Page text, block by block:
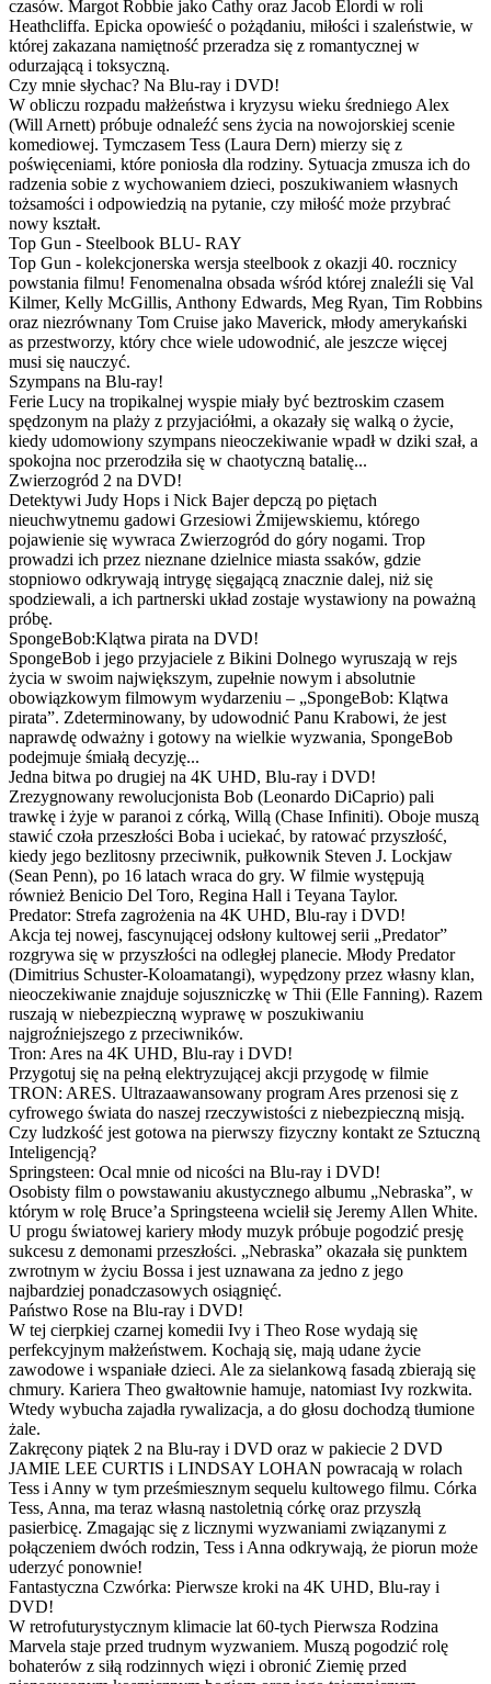
czasów. Margot Robbie jako Cathy oraz Jacob Elordi w roli
Heathcliffa. Epicka opowieść o pożądaniu, miłości i szaleństwie, w
której zakazana namiętność przeradza się z romantycznej w
odurzającą i toksyczną.
Czy mnie słychac? Na Blu-ray i DVD!
W obliczu rozpadu małżeństwa i kryzysu wieku średniego Alex
(Will Arnett) próbuje odnaleźć sens życia na nowojorskiej scenie
komediowej. Tymczasem Tess (Laura Dern) mierzy się z
poświęceniami, które poniosła dla rodziny. Sytuacja zmusza ich do
radzenia sobie z wychowaniem dzieci, poszukiwaniem własnych
tożsamości i odpowiedzią na pytanie, czy miłość może przybrać
nowy kształt.
Top Gun - Steelbook BLU- RAY
Top Gun - kolekcjonerska wersja steelbook z okazji 40. rocznicy
powstania filmu! Fenomenalna obsada wśród której znaleźli się Val
Kilmer, Kelly McGillis, Anthony Edwards, Meg Ryan, Tim Robbins
oraz niezrównany Tom Cruise jako Maverick, młody amerykański
as przestworzy, który chce wiele udowodnić, ale jeszcze więcej
musi się nauczyć.
Szympans na Blu-ray!
Ferie Lucy na tropikalnej wyspie miały być beztroskim czasem
spędzonym na plaży z przyjaciółmi, a okazały się walką o życie,
kiedy udomowiony szympans nieoczekiwanie wpadł w dziki szał, a
spokojna noc przerodziła się w chaotyczną batalię...
Zwierzogród 2 na DVD!
Detektywi Judy Hops i Nick Bajer depczą po piętach
nieuchwytnemu gadowi Grzesiowi Żmijewskiemu, którego
pojawienie się wywraca Zwierzogród do góry nogami. Trop
prowadzi ich przez nieznane dzielnice miasta ssaków, gdzie
stopniowo odkrywają intrygę sięgającą znacznie dalej, niż się
spodziewali, a ich partnerski układ zostaje wystawiony na poważną
próbę.
SpongeBob:Klątwa pirata na DVD!
SpongeBob i jego przyjaciele z Bikini Dolnego wyruszają w rejs
życia w swoim największym, zupełnie nowym i absolutnie
obowiązkowym filmowym wydarzeniu – „SpongeBob: Klątwa
pirata”. Zdeterminowany, by udowodnić Panu Krabowi, że jest
naprawdę odważny i gotowy na wielkie wyzwania, SpongeBob
podejmuje śmiałą decyzję...
Jedna bitwa po drugiej na 4K UHD, Blu-ray i DVD!
Zrezygnowany rewolucjonista Bob (Leonardo DiCaprio) pali
trawkę i żyje w paranoi z córką, Willą (Chase Infiniti). Oboje muszą
stawić czoła przeszłości Boba i uciekać, by ratować przyszłość,
kiedy jego bezlitosny przeciwnik, pułkownik Steven J. Lockjaw
(Sean Penn), po 16 latach wraca do gry. W filmie występują
również Benicio Del Toro, Regina Hall i Teyana Taylor.
Predator: Strefa zagrożenia na 4K UHD, Blu-ray i DVD!
Akcja tej nowej, fascynującej odsłony kultowej serii „Predator”
rozgrywa się w przyszłości na odległej planecie. Młody Predator
(Dimitrius Schuster-Koloamatangi), wypędzony przez własny klan,
nieoczekiwanie znajduje sojuszniczkę w Thii (Elle Fanning). Razem
ruszają w niebezpieczną wyprawę w poszukiwaniu
najgroźniejszego z przeciwników.
Tron: Ares na 4K UHD, Blu-ray i DVD!
Przygotuj się na pełną elektryzującej akcji przygodę w filmie
TRON: ARES. Ultrazaawansowany program Ares przenosi się z
cyfrowego świata do naszej rzeczywistości z niebezpieczną misją.
Czy ludzkość jest gotowa na pierwszy fizyczny kontakt ze Sztuczną
Inteligencją?
Springsteen: Ocal mnie od nicości na Blu-ray i DVD!
Osobisty film o powstawaniu akustycznego albumu „Nebraska”, w
którym w rolę Bruce’a Springsteena wcielił się Jeremy Allen White.
U progu światowej kariery młody muzyk próbuje pogodzić presję
sukcesu z demonami przeszłości. „Nebraska” okazała się punktem
zwrotnym w życiu Bossa i jest uznawana za jedno z jego
najbardziej ponadczasowych osiągnięć.
Państwo Rose na Blu-ray i DVD!
W tej cierpkiej czarnej komedii Ivy i Theo Rose wydają się
perfekcyjnym małżeństwem. Kochają się, mają udane życie
zawodowe i wspaniałe dzieci. Ale za sielankową fasadą zbierają się
chmury. Kariera Theo gwałtownie hamuje, natomiast Ivy rozkwita.
Wtedy wybucha zajadła rywalizacja, a do głosu dochodzą tłumione
żale.
Zakręcony piątek 2 na Blu-ray i DVD oraz w pakiecie 2 DVD
JAMIE LEE CURTIS i LINDSAY LOHAN powracają w rolach
Tess i Anny w tym prześmiesznym sequelu kultowego filmu. Córka
Tess, Anna, ma teraz własną nastoletnią córkę oraz przyszłą
pasierbicę. Zmagając się z licznymi wyzwaniami związanymi z
połączeniem dwóch rodzin, Tess i Anna odkrywają, że piorun może
uderzyć ponownie!
Fantastyczna Czwórka: Pierwsze kroki na 4K UHD, Blu-ray i
DVD!
W retrofuturystycznym klimacie lat 60-tych Pierwsza Rodzina
Marvela staje przed trudnym wyzwaniem. Muszą pogodzić rolę
bohaterów z siłą rodzinnych więzi i obronić Ziemię przed